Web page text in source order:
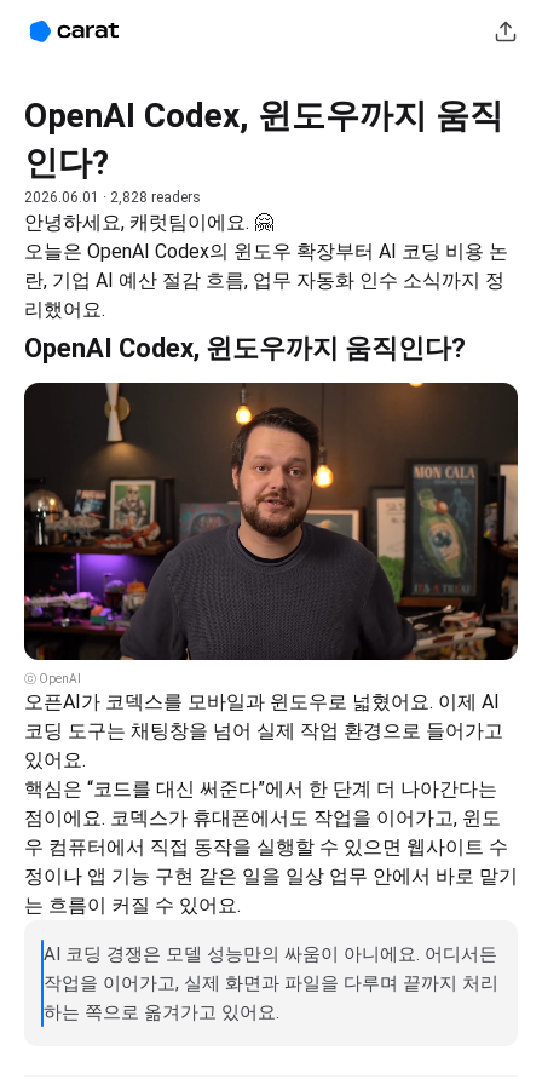
OpenAI Codex, 윈도우까지 움직
인다?
2026.06.01 · 2,828 readers
안녕하세요, 캐럿팀이에요. 🤗
오늘은 OpenAI Codex의 윈도우 확장부터 AI 코딩 비용 논
란, 기업 AI 예산 절감 흐름, 업무 자동화 인수 소식까지 정
리했어요.
OpenAI Codex, 윈도우까지 움직인다?
ⓒ OpenAI
오픈AI가 코덱스를 모바일과 윈도우로 넓혔어요. 이제 AI
코딩 도구는 채팅창을 넘어 실제 작업 환경으로 들어가고
있어요.
핵심은 “코드를 대신 써준다”에서 한 단계 더 나아간다는
점이에요. 코덱스가 휴대폰에서도 작업을 이어가고, 윈도
우 컴퓨터에서 직접 동작을 실행할 수 있으면 웹사이트 수
정이나 앱 기능 구현 같은 일을 일상 업무 안에서 바로 맡기
는 흐름이 커질 수 있어요.
AI 코딩 경쟁은 모델 성능만의 싸움이 아니에요. 어디서든
작업을 이어가고, 실제 화면과 파일을 다루며 끝까지 처리
하는 쪽으로 옮겨가고 있어요.